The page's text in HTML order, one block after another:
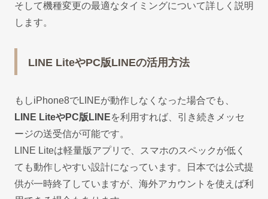
そして機種変更の最適なタイミングについて詳しく説明
します。
LINE LiteやPC版LINEの活用方法
もしiPhone8でLINEが動作しなくなった場合でも、
LINE LiteやPC版LINEを利用すれば、引き続きメッセ
ージの送受信が可能です。
LINE Liteは軽量版アプリで、スマホのスペックが低く
ても動作しやすい設計になっています。日本では公式提
供が一時終了していますが、海外アカウントを使えば利